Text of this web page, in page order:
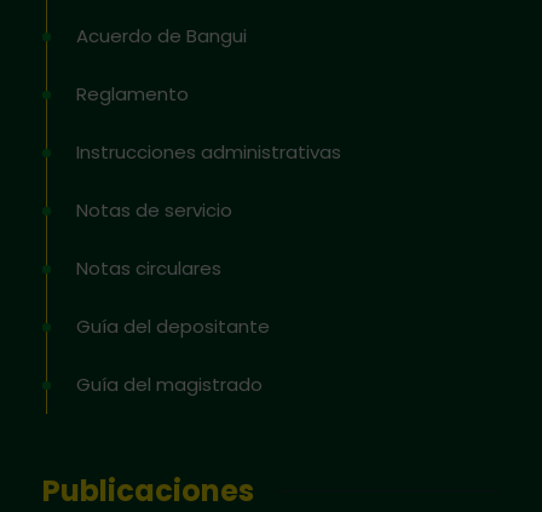
Acuerdo de Bangui
Reglamento
Instrucciones administrativas
Notas de servicio
Notas circulares
Guía del depositante
Guía del magistrado
Publicaciones